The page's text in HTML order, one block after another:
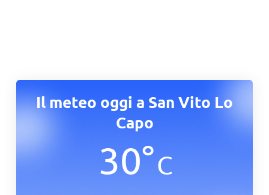
Il meteo oggi a San Vito Lo
Capo
30°C